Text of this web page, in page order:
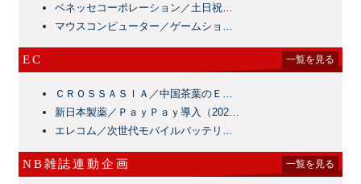
ベネッセコーポレーション／土日祝…
マウスコンピューター／ゲームショ…
EC 一覧を見る
ＣＲＯＳＳＡＳＩＡ／中国茶葉のＥ…
新日本製薬／ＰａｙＰａｙ導入（202…
エレコム／次世代モバイルバッテリ…
NB雑誌連動企画 一覧を見る